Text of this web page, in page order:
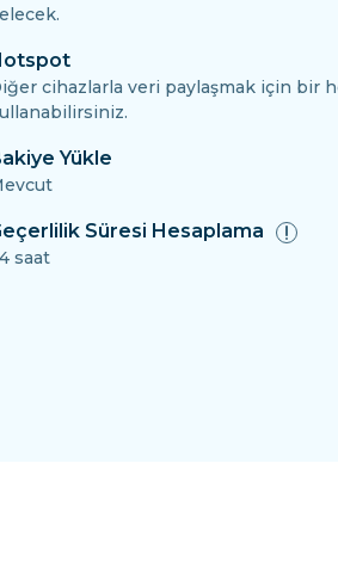
cihazlarla veri paylaşmak için bir
Yükle
Süresi Hesaplama
saat